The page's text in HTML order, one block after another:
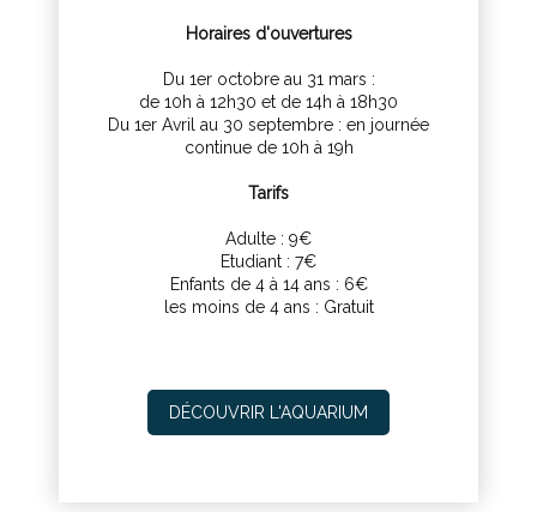
Horaires d'ouvertures
Du 1er octobre au 31 mars :
de 10h à 12h30 et de 14h à 18h30
Du 1er Avril au 30 septembre : en journée
continue de 10h à 19h
Tarifs
Adulte : 9€
Etudiant : 7€
Enfants de 4 à 14 ans : 6€
les moins de 4 ans : Gratuit
DÉCOUVRIR L'AQUARIUM